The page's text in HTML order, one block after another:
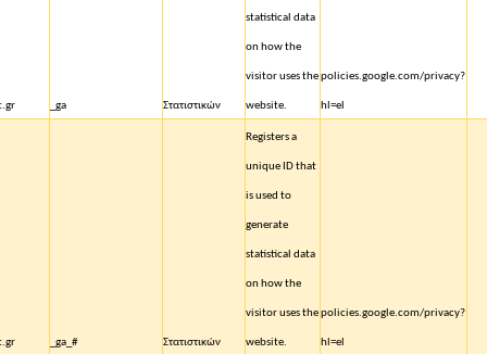
_ga Στατιστικών
statistical data
on how the
visitor uses the
website.
policies.google.com/privacy?
hl=el
_ga_# Στατιστικών
Registers a
unique ID that
is used to
generate
statistical data
on how the
visitor uses the
website.
policies.google.com/privacy?
hl=el